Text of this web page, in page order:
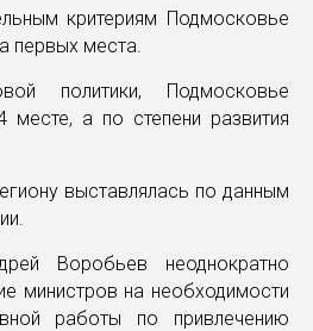
критериям Подмосковье
первых места.
политики, Подмосковье
а по степени развития
выставлялась по данным
Воробьев неоднократно
министров на необходимости
работы по привлечению